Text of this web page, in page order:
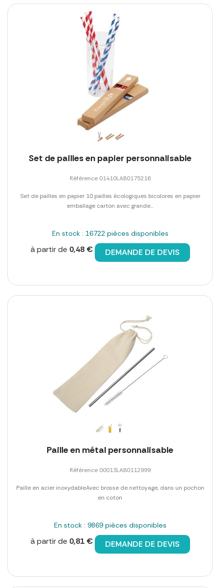
Set de pailles en papier personnalisable
Référence 01410LAB0175216
Set de pailles en papier 10 pailles écologiques bicolores en papier
emballage carton avec grande...
En stock : 16722 pièces disponibles
à partir de 0,48 € DEMANDE DE DEVIS
Paille en métal personnalisable
Référence 00013LAB0112999
Paille en acier inoxydableAvec brosse de nettoyage, dans un pochon
en coton
En stock : 9869 pièces disponibles
à partir de 0,81 € DEMANDE DE DEVIS